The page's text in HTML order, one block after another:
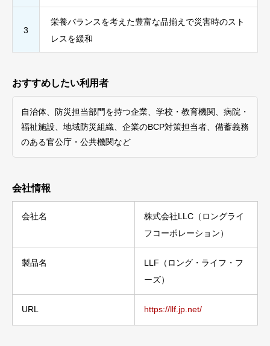
3
栄養バランスを考えた豊富な品揃えで災害時のスト
レスを緩和
おすすめしたい利用者
自治体、防災担当部門を持つ企業、学校・教育機関、病院・
福祉施設、地域防災組織、企業のBCP対策担当者、備蓄義務
のある官公庁・公共機関など
会社情報
会社名
株式会社LLC（ロングライ
フコーポレーション）
製品名
LLF（ロング・ライフ・フ
ーズ）
URL https://llf.jp.net/